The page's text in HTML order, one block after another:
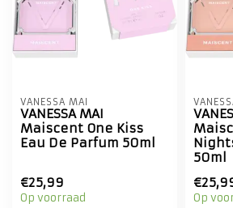
VANESSA MAI
VANESSA MAI
Maiscent One Kiss
Eau De Parfum 50ml
€25,99
Op voorraad
50ml
Op